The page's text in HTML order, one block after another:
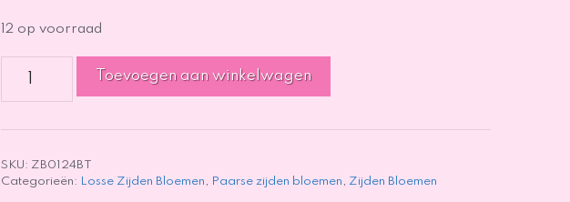
12 op voorraad
-
Toevoegen aan winkelwagen
SKU: ZB0124BT
Categorieën: Losse Zijden Bloemen, Paarse zijden bloemen, Zijden Bloemen